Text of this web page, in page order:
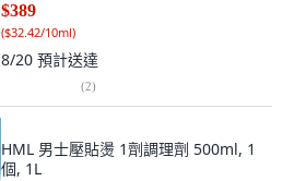
$389
($32.42/10ml)
8/20 預計送達
(2)
HML 男士壓貼燙 1劑調理劑 500ml, 1
個, 1L